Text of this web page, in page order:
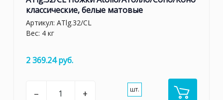
классические, белые матовые
Артикул: ATlg.32/CL
Вес: 4 кг
2 369.24 руб.
– + шт.